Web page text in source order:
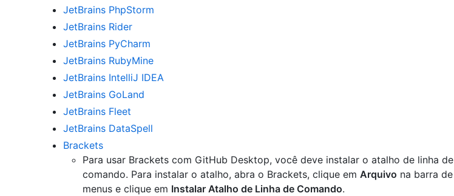
JetBrains PhpStorm
JetBrains Rider
JetBrains PyCharm
JetBrains RubyMine
JetBrains IntelliJ IDEA
JetBrains GoLand
JetBrains Fleet
JetBrains DataSpell
Brackets
Para usar Brackets com GitHub Desktop, você deve instalar o atalho de linha de
comando. Para instalar o atalho, abra o Brackets, clique em Arquivo na barra de
menus e clique em Instalar Atalho de Linha de Comando.